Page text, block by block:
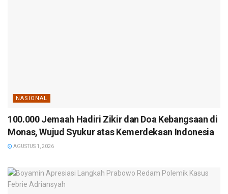
NASIONAL
100.000 Jemaah Hadiri Zikir dan Doa Kebangsaan di
Monas, Wujud Syukur atas Kemerdekaan Indonesia
AGUSTUS 1, 2026